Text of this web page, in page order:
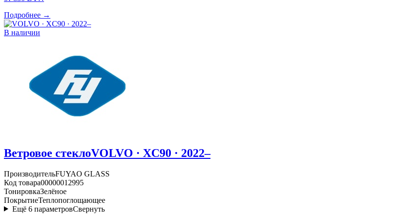
Подробнее →
В наличии
Ветровое стеклоVOLVO · XC90 · 2022–
ПроизводительFUYAO GLASS
Код товара00000012995
ТонировкаЗелёное
ПокрытиеТеплопоглощающее
Ещё 6 параметровСвернуть